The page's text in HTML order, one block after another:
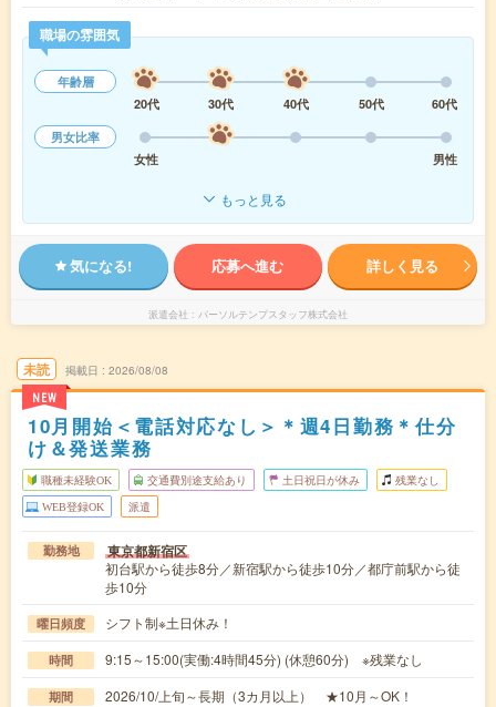
職場の雰囲気
年齢層
20代
30代 40代 50代
60代
男女比率
女性
男性
もっと見る
気になる! 応募へ進む 詳しく見る
派遣会社 パーソルテンプスタッフ株式会社
未読
NEW
掲載日 2026/08/08
10月開始＜電話対応なし＞＊週4日勤務＊仕分
け＆発送業務
職種未経験OK 交通費別途支給あり 土日祝日が休み 残業なし
WEB登録OK 派遣
勤務地 東京都新宿区
初台駅から徒歩8分／新宿駅から徒歩10分／都庁前駅から徒
歩10分
曜日頻度 シフト制※土日休み！
時間 9:15～15:00(実働:4時間45分) (休憩60分) ※残業なし
期間 2026/10/上旬～長期（3カ月以上） ★10月～OK！